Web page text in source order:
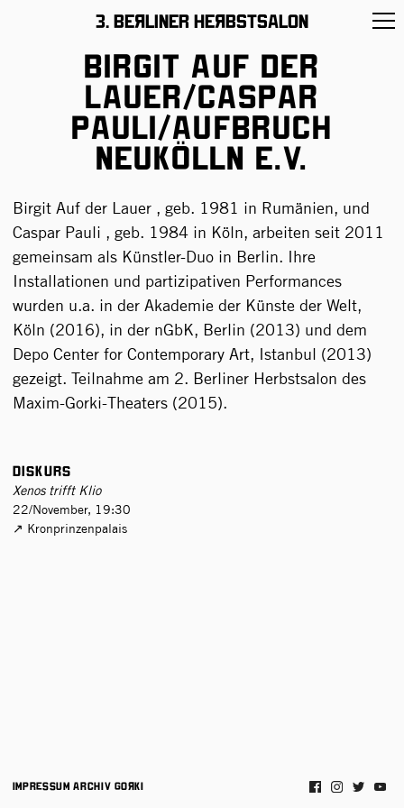
3. BeЯliner HeЯbstsalon
Birgit Auf der
Lauer/Caspar
Pauli/Aufbruch
Neukölln e.V.
Birgit Auf der Lauer , geb. 1981 in Rumänien, und
Caspar Pauli , geb. 1984 in Köln, arbeiten seit 2011
gemeinsam als Künstler-Duo in Berlin. Ihre
Installationen und partizipativen Performances
wurden u.a. in der Akademie der Künste der Welt,
Köln (2016), in der nGbK, Berlin (2013) und dem
Depo Center for Contemporary Art, Istanbul (2013)
gezeigt. Teilnahme am 2. Berliner Herbstsalon des
Maxim-Gorki-Theaters (2015).
Diskurs
Xenos trifft Klio
22/November, 19:30
Kronprinzenpalais
Impressum Archiv Gorki